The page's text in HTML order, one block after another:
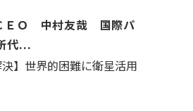
ＥＯ 中村友哉 国際パ
代...
決】世界的困難に衛星活用